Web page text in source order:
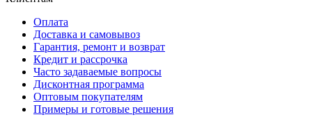
Оплата
Доставка и самовывоз
Гарантия, ремонт и возврат
Кредит и рассрочка
Часто задаваемые вопросы
Дисконтная программа
Оптовым покупателям
Примеры и готовые решения